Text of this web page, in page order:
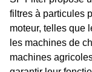
filtres à particules
moteur, telles que
les machines de
machines